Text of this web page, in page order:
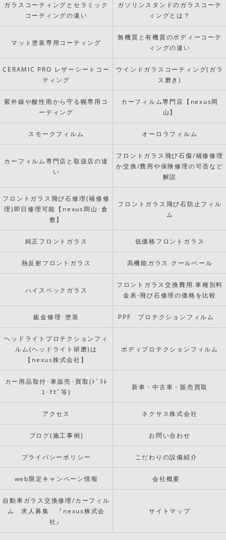
ガラスコーティングとセラミック
コーティングの違い
ガソリンスタンドのガラスコーテ
ィングとは？
マット塗装専用コーティング
無機質と有機質のボディーコーテ
ィングの違い
CERAMIC PRO レザーシートコー
ティング
ウインドガラスコーティング(ガラ
ス磨き)
紫外線や酸性雨から守る幌専用コ
ーティング
カーフィルム専門店【nexus岡
山】
スモークフィルム オーロラフィルム
カーフィルム専門店と取扱店の違
い
フロントガラス飛び石傷/補修修理
か交換/費用や保険修理の可否など
解説
フロントガラス飛び石修理(補修修
理)即日修理可能【nexus岡山･倉
敷】
フロントガラス飛び石防止フィル
ム
純正フロントガラス 低価格フロントガラス
熱反射フロントガラス 高機能ガラス クールベール
ハイスペックガラス
フロントガラス交換費用.車種別料
金表-飛び石修理の価格を比較
鈑金修理･塗装 PPF プロテクションフィルム
ヘッドライトプロテクションフィ
ルム(ヘッドライト研磨)は
【nexus株式会社】
ボディプロテクションフィルム
カー用品取付･車販売･買取(ﾄﾞﾗﾚ
ｺ･ﾅﾋﾞ等)
新車・中古車・販売買取
アクセス ネクサス株式会社
ブログ(施工事例) お問い合わせ
プライバシーポリシー こだわりの設備紹介
web限定キャンペーン情報 会社概要
自動車ガラス交換修理/カーフィル
ム 求人募集 『nexus株式会
社』
サイトマップ